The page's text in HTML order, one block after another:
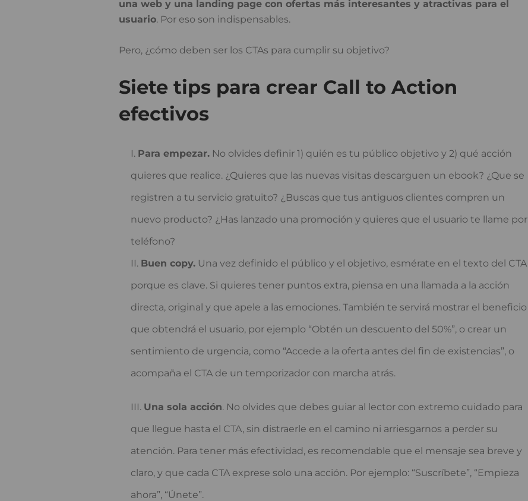
una web y una landing page con ofertas más interesantes y atractivas para el
usuario. Por eso son indispensables.
Pero, ¿cómo deben ser los CTAs para cumplir su objetivo?
Siete tips para crear Call to Action
efectivos
Para empezar.No olvides definir 1) quién es tu público objetivo y 2) qué acción
quieres que realice. ¿Quieres que las nuevas visitas descarguen un ebook? ¿Que se
registren a tu servicio gratuito? ¿Buscas que tus antiguos clientes compren un
nuevo producto? ¿Has lanzado una promoción y quieres que el usuario te llame por
teléfono?
Buen copy.Una vez definido el público y el objetivo, esmérate en el texto del CTA
porque es clave. Si quieres tener puntos extra, piensa en una llamada a la acción
directa, original y que apele a las emociones. También te servirá mostrar el beneficio
que obtendrá el usuario, por ejemplo “Obtén un descuento del 50%”, o crear un
sentimiento de urgencia, como “Accede a la oferta antes del fin de existencias”, o
acompaña el CTA de un temporizador con marcha atrás.
Una sola acción. No olvides que debes guiar al lector con extremo cuidado para
que llegue hasta el CTA, sin distraerle en el camino ni arriesgarnos a perder su
atención. Para tener más efectividad, es recomendable que el mensaje sea breve y
claro, y que cada CTA exprese solo una acción. Por ejemplo: “Suscríbete”, “Empieza
ahora”, “Únete”.